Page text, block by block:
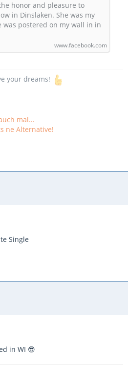
honor and pleasure to
in Dinslaken. She was my
was postered on my wall in in
www.facebook.com
your dreams!
mal...
ne Alternative!
Single
in WI 😎